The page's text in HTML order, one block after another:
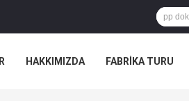
HAKKIMIZDA FABRIKA TURU